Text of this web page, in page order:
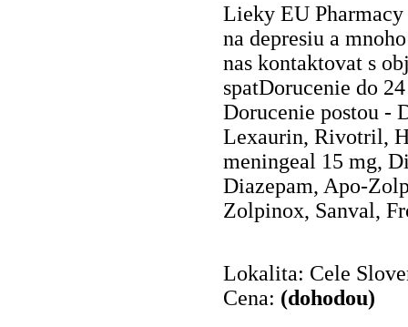
Lieky EU
na depresiu a
nas kontaktovat s
spatDorucenie do
Dorucenie postou -
Lexaurin, Rivotril,
meningeal 15 mg,
Diazepam, Apo-
Zolpinox, Sanval,
Lokalita: Cele
Cena: (dohodou)